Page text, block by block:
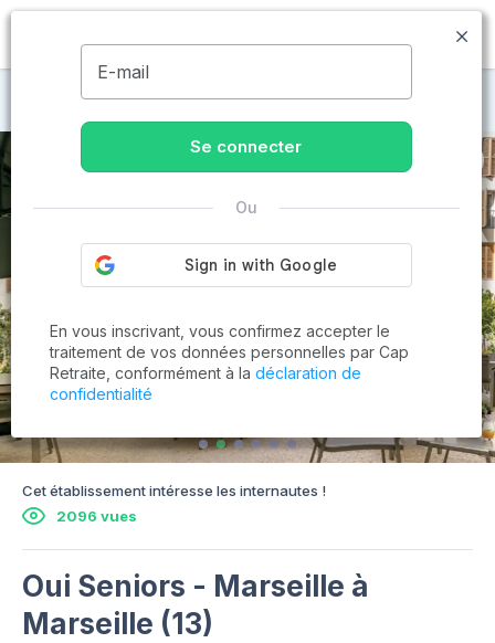
MENU
Maisons de retraite à Marseille
Cet établissement intéresse les internautes !
2096 vues
Oui Seniors - Marseille à
Marseille (13)
E-mail
Se connecter
Ou
En vous inscrivant, vous confirmez accepter le
traitement de vos données personnelles par Cap
Retraite, conformément à la déclaration de
confidentialité